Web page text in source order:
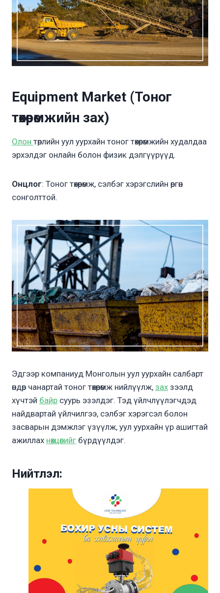
Equipment Market (Тоног
төхөөрөмжийн зах)
Олон төрлийн уул уурхайн тоног төхөөрөмжийн худалдаа
эрхэлдэг онлайн болон физик дэлгүүрүүд.
Онцлог: Тоног төхөөрөмж, сэлбэг хэрэгслийн өргөн
сонголттой.
Эдгээр компаниуд Монголын уул уурхайн салбарт
өндөр чанартай тоног төхөөрөмж нийлүүлж, зах зээлд
хүчтэй байр суурь эзэлдэг. Тэд үйлчлүүлэгчдэд
найдвартай үйлчилгээ, сэлбэг хэрэгсэл болон
засварын дэмжлэг үзүүлж, уул уурхайн үр ашигтай
ажиллах нөхцөлийг бүрдүүлдэг.
Нийтлэл: